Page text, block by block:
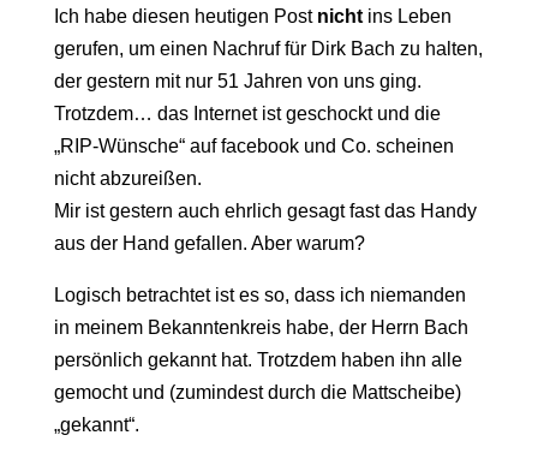
Ich habe diesen heutigen Post nicht ins Leben
gerufen, um einen Nachruf für Dirk Bach zu halten,
der gestern mit nur 51 Jahren von uns ging.
Trotzdem… das Internet ist geschockt und die
„RIP-Wünsche“ auf facebook und Co. scheinen
nicht abzureißen.
Mir ist gestern auch ehrlich gesagt fast das Handy
aus der Hand gefallen. Aber warum?
Logisch betrachtet ist es so, dass ich niemanden
in meinem Bekanntenkreis habe, der Herrn Bach
persönlich gekannt hat. Trotzdem haben ihn alle
gemocht und (zumindest durch die Mattscheibe)
„gekannt“.